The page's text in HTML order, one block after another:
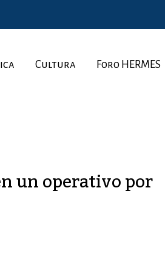
Cultura Foro HERMES
un operativo por